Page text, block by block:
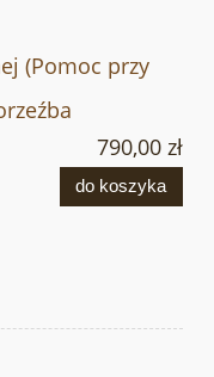
(Pomoc przy
790,00 zł
do koszyka